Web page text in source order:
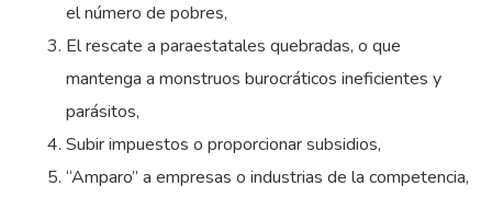
el número de pobres,
El rescate a paraestatales quebradas, o que
mantenga a monstruos burocráticos ineficientes y
parásitos,
Subir impuestos o proporcionar subsidios,
“Amparo” a empresas o industrias de la competencia,